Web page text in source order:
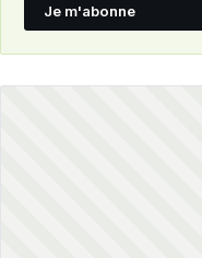
Je m'abonne